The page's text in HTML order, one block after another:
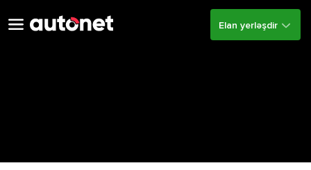
Elan yerləşdir